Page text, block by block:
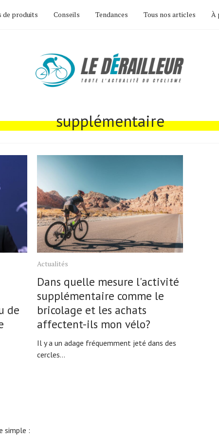
de produits Conseils Tendances Tous nos articles À
supplémentaire
de
Actualités
Dans quelle mesure l'activité
supplémentaire comme le
bricolage et les achats
affectent-ils mon vélo?
Il y a un adage fréquemment jeté dans des
cercles...
simple :